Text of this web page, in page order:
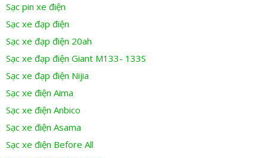
Sạc pin xe điện
Sạc xe đạp điện
Sạc xe đạp điện 20ah
Sạc xe đạp điện Giant M133- 133S
Sạc xe đạp điện Nijia
Sạc xe điện Aima
Sạc xe điện Anbico
Sạc xe điện Asama
Sạc xe điện Before All